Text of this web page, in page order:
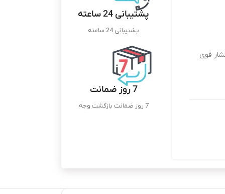
قابل تنظیم و توربو، شلنگ 5 متری فشار قوی
پشتیبانی 24 ساعته
پشتیبانی 24 ساعته
7 روز ضمانت
7 روز ضمانت بازگشت وجه